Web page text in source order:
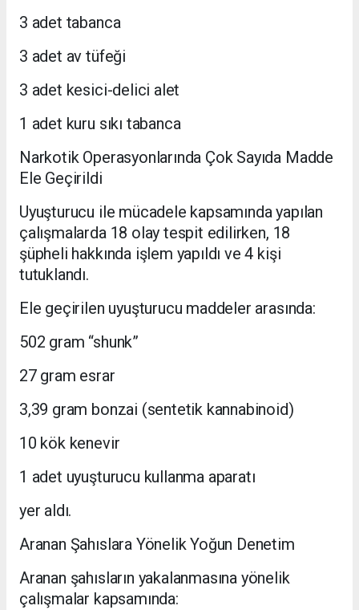
3 adet tabanca
3 adet av tüfeği
3 adet kesici-delici alet
1 adet kuru sıkı tabanca
Narkotik Operasyonlarında Çok Sayıda Madde
Ele Geçirildi
Uyuşturucu ile mücadele kapsamında yapılan
çalışmalarda 18 olay tespit edilirken, 18
şüpheli hakkında işlem yapıldı ve 4 kişi
tutuklandı.
Ele geçirilen uyuşturucu maddeler arasında:
502 gram “shunk”
27 gram esrar
3,39 gram bonzai (sentetik kannabinoid)
10 kök kenevir
1 adet uyuşturucu kullanma aparatı
yer aldı.
Aranan Şahıslara Yönelik Yoğun Denetim
Aranan şahısların yakalanmasına yönelik
çalışmalar kapsamında: